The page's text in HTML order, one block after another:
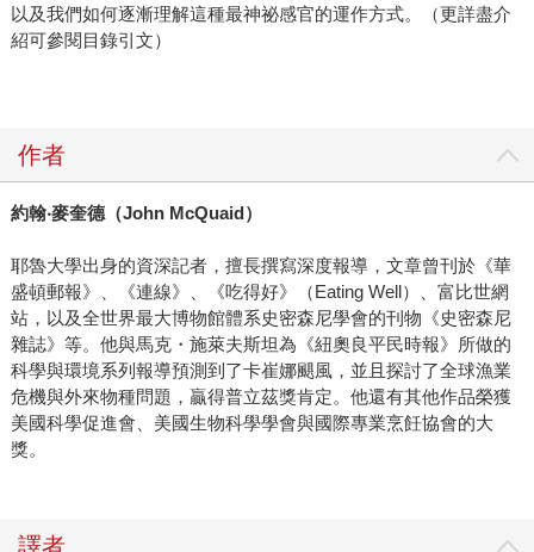
以及我們如何逐漸理解這種最神祕感官的運作方式。（更詳盡介
紹可參閱目錄引文）
作者
約翰‧麥奎德（John McQuaid）
耶魯大學出身的資深記者，擅長撰寫深度報導，文章曾刊於《華
盛頓郵報》、《連線》、《吃得好》（Eating Well）、富比世網
站，以及全世界最大博物館體系史密森尼學會的刊物《史密森尼
雜誌》等。他與馬克・施萊夫斯坦為《紐奧良平民時報》所做的
科學與環境系列報導預測到了卡崔娜颶風，並且探討了全球漁業
危機與外來物種問題，贏得普立茲獎肯定。他還有其他作品榮獲
美國科學促進會、美國生物科學學會與國際專業烹飪協會的大
獎。
譯者